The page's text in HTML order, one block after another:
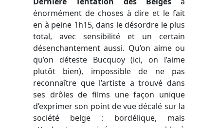
énormément de choses à dire et le fait
en à peine 1h15, dans le désordre le plus
total, avec sensibilité et un certain
désenchantement aussi. Qu’on aime ou
qu’on déteste Bucquoy (ici, on l’aime
plutôt bien), impossible de ne pas
reconnaître que l’artiste a trouvé dans
ses drôles de films une façon unique
d’exprimer son point de vue décalé sur la
société belge : bordélique, mais